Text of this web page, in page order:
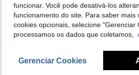
Ver Mais Avaliações
funcionar. Você pode desativá-los
funcionamento do site. Para saber
cookies opcionais, selecione
processamos os dados que coletamos,
Gerenciar Cookies